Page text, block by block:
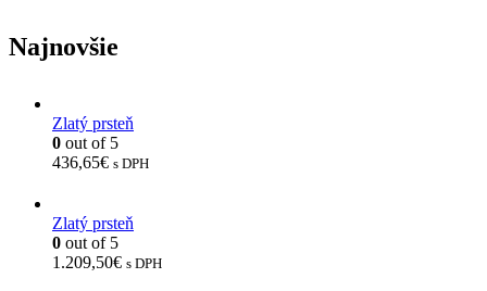
Najnovšie
Zlatý prsteň
0 out of 5
436,65€ s DPH
Zlatý prsteň
0 out of 5
1.209,50€ s DPH